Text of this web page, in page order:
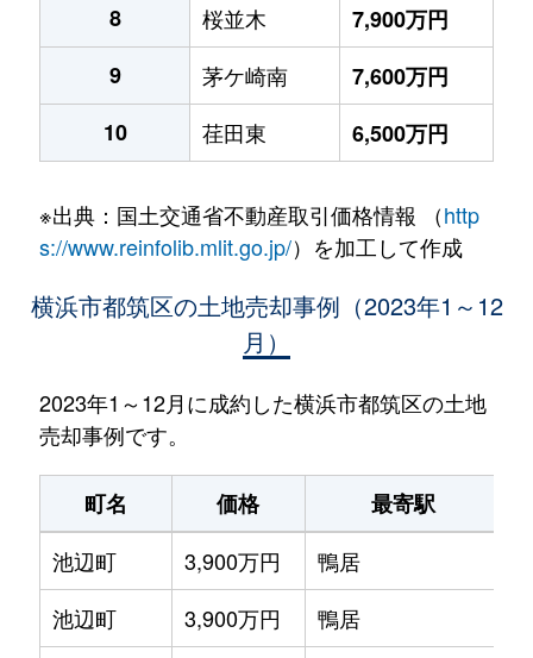
8
桜並木
7,900万円
9
茅ケ崎南
7,600万円
10
荏田東 6,500万円
※出典：国土交通省不動産取引価格情報 （http
s://www.reinfolib.mlit.go.jp/）を加工して作成
横浜市都筑区の土地売却事例（2023年1～12
月）
2023年1～12月に成約した横浜市都筑区の土地
売却事例です。
町名 価格 最寄駅
池辺町
3,900万円 鴨居
池辺町
3,900万円 鴨居